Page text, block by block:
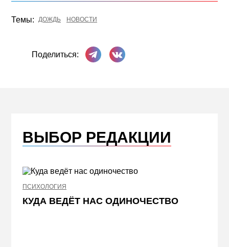
Темы: ДОЖДЬ НОВОСТИ
Поделиться:
Поделиться в Телеграме
Поделиться ВКонтакте
ВЫБОР РЕДАКЦИИ
ПСИХОЛОГИЯ
КУДА ВЕДЁТ НАС ОДИНОЧЕСТВО